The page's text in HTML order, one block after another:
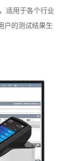
适用于各个行业
户的测试结果生